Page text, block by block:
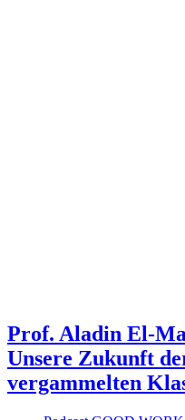
Prof. Aladin El-
Unsere Zukunft
vergammelten